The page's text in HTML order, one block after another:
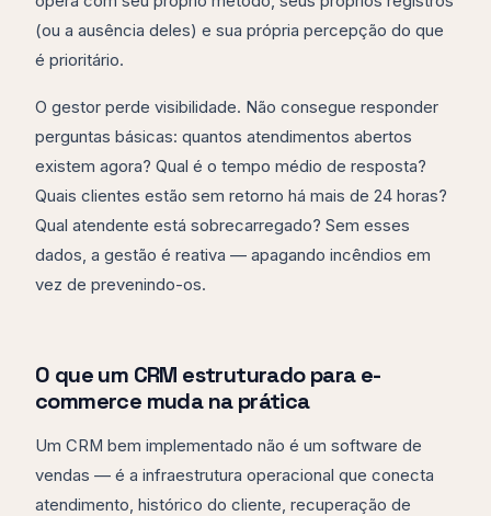
(ou a ausência deles) e sua própria percepção do que
é prioritário.
O gestor perde visibilidade. Não consegue responder
perguntas básicas: quantos atendimentos abertos
existem agora? Qual é o tempo médio de resposta?
Quais clientes estão sem retorno há mais de 24 horas?
Qual atendente está sobrecarregado? Sem esses
dados, a gestão é reativa — apagando incêndios em
vez de prevenindo-os.
O que um CRM estruturado para e-
commerce muda na prática
Um CRM bem implementado não é um software de
vendas — é a infraestrutura operacional que conecta
atendimento, histórico do cliente, recuperação de